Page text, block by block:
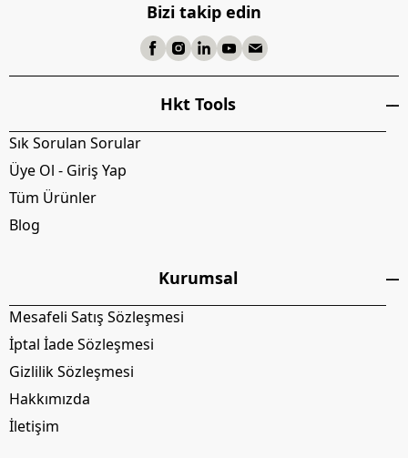
Bizi takip edin
Hkt Tools
Sık Sorulan Sorular
Üye Ol - Giriş Yap
Tüm Ürünler
Blog
Kurumsal
Mesafeli Satış Sözleşmesi
İptal İade Sözleşmesi
Gizlilik Sözleşmesi
Hakkımızda
İletişim